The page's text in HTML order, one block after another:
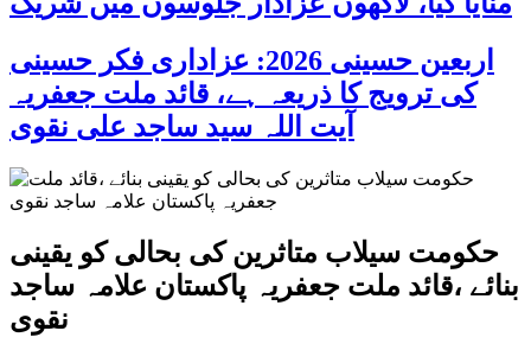
اربعین حسینی 2026: عزاداری فکر حسینی
کی ترویج کا ذریعہ ہے، قائد ملت جعفریہ
آیت اللہ سید ساجد علی نقوی
حکومت سیلاب متاثرین کی بحالی کو یقینی
بنائے ،قائد ملت جعفریہ پاکستان علامہ ساجد
نقوی